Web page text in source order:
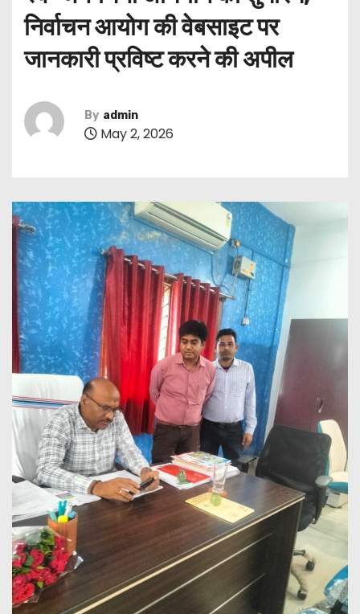
निर्वाचन आयोग की वेबसाइट पर
जानकारी प्रविष्ट करने की अपील
By admin
May 2, 2026